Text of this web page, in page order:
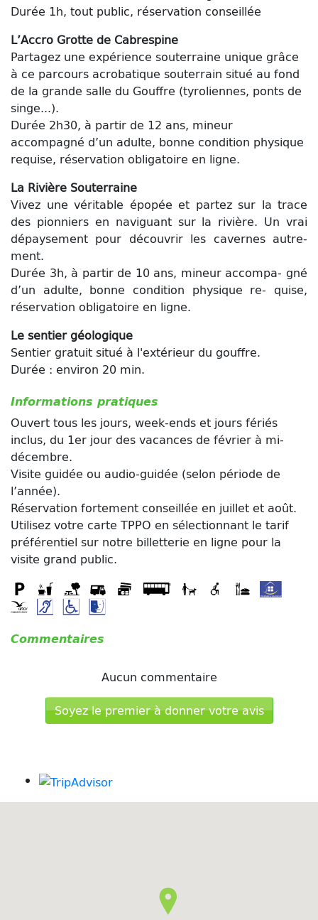
Durée 1h, tout public, réservation conseillée
L’Accro Grotte de Cabrespine
Partagez une expérience souterraine unique grâce
à ce parcours acrobatique souterrain situé au fond
de la grande salle du Gouffre (tyroliennes, ponts de
singe...).
Durée 2h30, à partir de 12 ans, mineur
accompagné d’un adulte, bonne condition physique
requise, réservation obligatoire en ligne.
La Rivière Souterraine
Vivez une véritable épopée et partez sur la trace
des pionniers en naviguant sur la rivière. Un vrai
dépaysement pour découvrir les cavernes autre-
ment.
Durée 3h, à partir de 10 ans, mineur accompa- gné
d’un adulte, bonne condition physique re- quise,
réservation obligatoire en ligne.
Le sentier géologique
Sentier gratuit situé à l'extérieur du gouffre.
Durée : environ 20 min.
Informations pratiques
Ouvert tous les jours, week-ends et jours fériés
inclus, du 1er jour des vacances de février à mi-
décembre.
Visite guidée ou audio-guidée (selon période de
l’année).
Réservation fortement conseillée en juillet et août.
Utilisez votre carte TPPO en sélectionnant le tarif
préférentiel sur notre billetterie en ligne pour la
visite grand public.
Commentaires
Aucun commentaire
Soyez le premier à donner votre avis